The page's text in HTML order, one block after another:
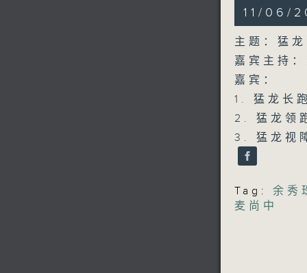
55
minutes,
0
seconds
90%
11/06/
主题：猛
嘉宾主持
嘉宾：
1. 猛龙长
2. 猛龙领
3. 猛龙视
Tag:
余秀
麦尚中